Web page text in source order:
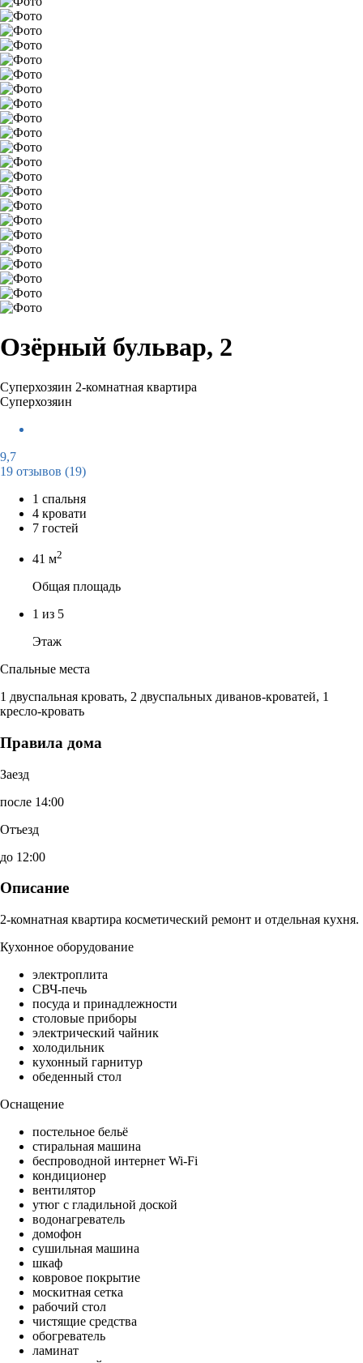
Озёрный бульвар, 2
Суперхозяин 2-комнатная квартира
Суперхозяин
9,7
19 отзывов (19)
1 спальня
4 кровати
7 гостей
41 м2
Общая площадь
1 из 5
Этаж
Спальные места
1 двуспальная кровать, 2 двуспальных диванов-кроватей, 1
кресло-кровать
Правила дома
Заезд
после 14:00
Отъезд
до 12:00
Описание
2-комнатная квартира косметический ремонт и отдельная кухня.
Кухонное оборудование
электроплита
СВЧ-печь
посуда и принадлежности
столовые приборы
электрический чайник
холодильник
кухонный гарнитур
обеденный стол
Оснащение
постельное бельё
стиральная машина
беспроводной интернет Wi-Fi
кондиционер
вентилятор
утюг с гладильной доской
водонагреватель
домофон
сушильная машина
шкаф
ковровое покрытие
москитная сетка
рабочий стол
чистящие средства
обогреватель
ламинат